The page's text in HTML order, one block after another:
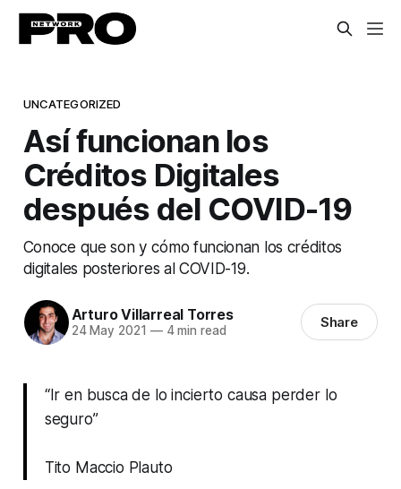
UNCATEGORIZED
Así funcionan los
Créditos Digitales
después del COVID-19
Conoce que son y cómo funcionan los créditos
digitales posteriores al COVID-19.
Arturo Villarreal Torres
24 May 2021 —4 min read Share
“Ir en busca de lo incierto causa perder lo
seguro”
Tito Maccio Plauto